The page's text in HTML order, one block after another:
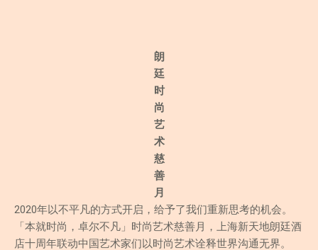
朗
廷
时
尚
艺
术
慈
善
月
2020年以不平凡的方式开启，给予了我们重新思考的机会。
「本就时尚，卓尔不凡」时尚艺术慈善月，上海新天地朗廷酒
店十周年联动中国艺术家们以时尚艺术诠释世界沟通无界。